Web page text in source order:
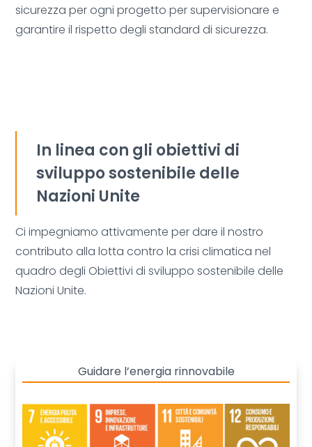
sicurezza per ogni progetto per supervisionare e
garantire il rispetto degli standard di sicurezza.
In linea con gli obiettivi di
sviluppo sostenibile delle
Nazioni Unite
Ci impegniamo attivamente per dare il nostro
contributo alla lotta contro la crisi climatica nel
quadro degli Obiettivi di sviluppo sostenibile delle
Nazioni Unite.
Guidare l’energia rinnovabile